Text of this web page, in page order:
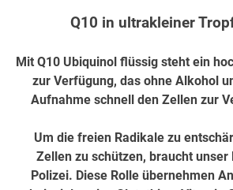
Q10 in ultrakleiner
Mit Q10 Ubiquinol flüssig steht ein
zur Verfügung, das ohne Alkohol
Aufnahme schnell den Zellen zur
Um die freien Radikale zu
Zellen zu schützen, braucht unser
Polizei. Diese Rolle übernehmen